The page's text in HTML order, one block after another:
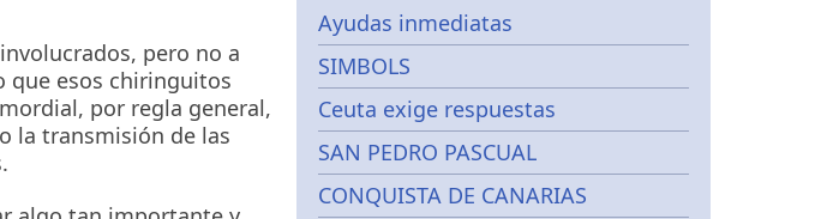
pero no a
que esos chiringuitos
por regla general,
la transmisión de las
Ayudas inmediatas
SIMBOLS
Ceuta exige respuestas
SAN PEDRO PASCUAL
CONQUISTA DE CANARIAS